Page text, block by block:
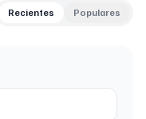
Recientes Populares